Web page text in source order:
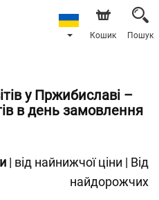
Кошик Пошук
у Пржибиславі –
в день замовлення
| від найнижчої ціни | Від
найдорожчих